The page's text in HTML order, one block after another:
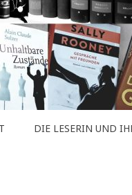
DIE LESERIN UND